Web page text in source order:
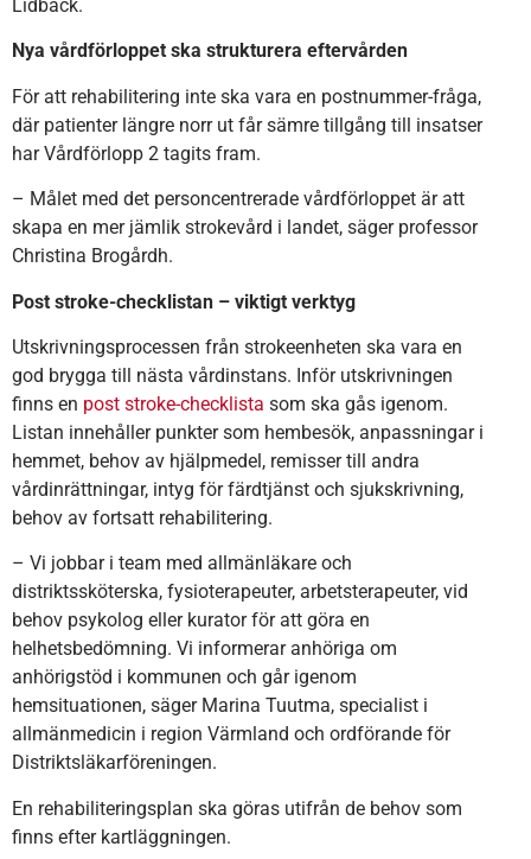
Lidbäck.
Nya vårdförloppet ska strukturera eftervården
För att rehabilitering inte ska vara en postnummer-fråga,
där patienter längre norr ut får sämre tillgång till insatser
har Vårdförlopp 2 tagits fram.
– Målet med det personcentrerade vårdförloppet är att
skapa en mer jämlik strokevård i landet, säger professor
Christina Brogårdh.
Post stroke-checklistan – viktigt verktyg
Utskrivningsprocessen från strokeenheten ska vara en
god brygga till nästa vårdinstans. Inför utskrivningen
finns en post stroke-checklista som ska gås igenom.
Listan innehåller punkter som hembesök, anpassningar i
hemmet, behov av hjälpmedel, remisser till andra
vårdinrättningar, intyg för färdtjänst och sjukskrivning,
behov av fortsatt rehabilitering.
– Vi jobbar i team med allmänläkare och
distriktssköterska, fysioterapeuter, arbetsterapeuter, vid
behov psykolog eller kurator för att göra en
helhetsbedömning. Vi informerar anhöriga om
anhörigstöd i kommunen och går igenom
hemsituationen, säger Marina Tuutma, specialist i
allmänmedicin i region Värmland och ordförande för
Distriktsläkarföreningen.
En rehabiliteringsplan ska göras utifrån de behov som
finns efter kartläggningen.